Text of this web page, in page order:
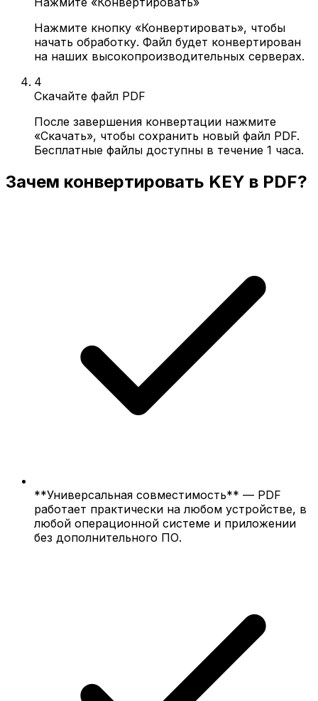
Нажмите кнопку «Конвертировать», чтобы
начать обработку. Файл будет конвертирован
на наших высокопроизводительных серверах.
4
Скачайте файл PDF
После завершения конвертации нажмите
«Скачать», чтобы сохранить новый файл PDF.
Бесплатные файлы доступны в течение 1 часа.
Зачем конвертировать KEY в PDF?
**Универсальная совместимость** — PDF
работает практически на любом устройстве, в
любой операционной системе и приложении
без дополнительного ПО.